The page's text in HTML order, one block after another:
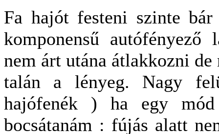
Fa hajót festeni szinte
komponensű
nem árt utána átlakkozni
talán a lényeg. Nagy
hajófenék ) ha egy
bocsátanám : fújás alatt